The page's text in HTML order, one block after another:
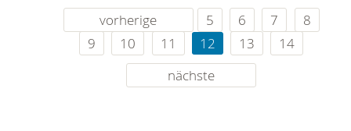
vorherige 5 6 7
8
9
10 11 12 13
14
nächste